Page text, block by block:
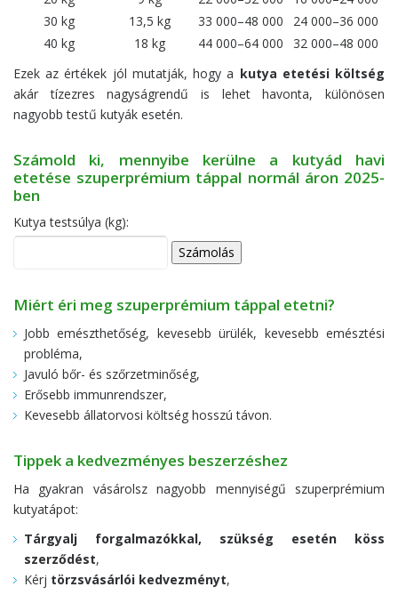
30 kg
13,5 kg 33 000–48 000
24 000–36 000
40 kg
18 kg 44 000–64 000
32 000–48 000
Ezek az értékek jól mutatják, hogy a kutya etetési költség
akár tízezres nagyságrendű is lehet havonta, különösen
nagyobb testű kutyák esetén.
Számold ki, mennyibe kerülne a kutyád havi
etetése szuperprémium táppal normál áron 2025-
ben
Kutya testsúlya (kg):
Számolás
Miért éri meg szuperprémium táppal etetni?
Jobb emészthetőség, kevesebb ürülék, kevesebb emésztési
probléma,
Javuló bőr- és szőrzetminőség,
Erősebb immunrendszer,
Kevesebb állatorvosi költség hosszú távon.
Tippek a kedvezményes beszerzéshez
Ha gyakran vásárolsz nagyobb mennyiségű szuperprémium
kutyatápot:
Tárgyalj forgalmazókkal, szükség esetén köss
szerződést,
Kérj törzsvásárlói kedvezményt,